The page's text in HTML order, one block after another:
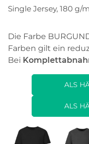
Single Jersey, 180 g/
Die Farbe
Farben gilt ein
Bei
ALS
ALS